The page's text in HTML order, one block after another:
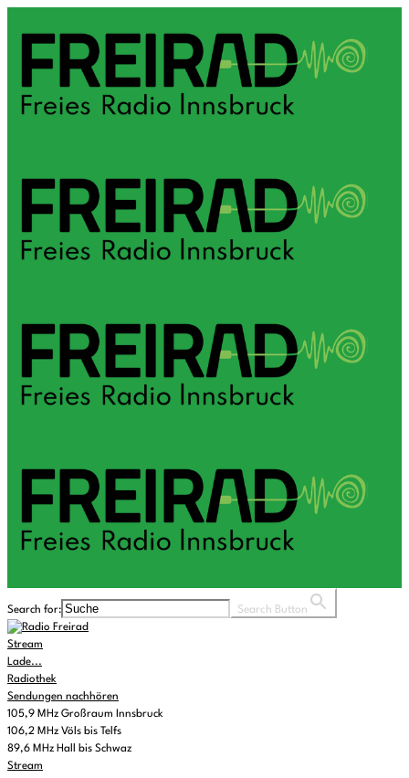
Search for: Search Button
Stream
Lade...
Radiothek
Sendungen nachhören
105,9 MHz Großraum Innsbruck
106,2 MHz Völs bis Telfs
89,6 MHz Hall bis Schwaz
Stream